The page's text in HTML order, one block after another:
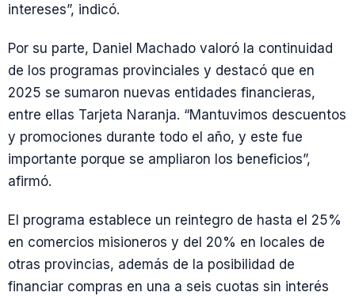
intereses”, indicó.
Por su parte, Daniel Machado valoró la continuidad
de los programas provinciales y destacó que en
2025 se sumaron nuevas entidades financieras,
entre ellas Tarjeta Naranja. “Mantuvimos descuentos
y promociones durante todo el año, y este fue
importante porque se ampliaron los beneficios”,
afirmó.
El programa establece un reintegro de hasta el 25%
en comercios misioneros y del 20% en locales de
otras provincias, además de la posibilidad de
financiar compras en una a seis cuotas sin interés